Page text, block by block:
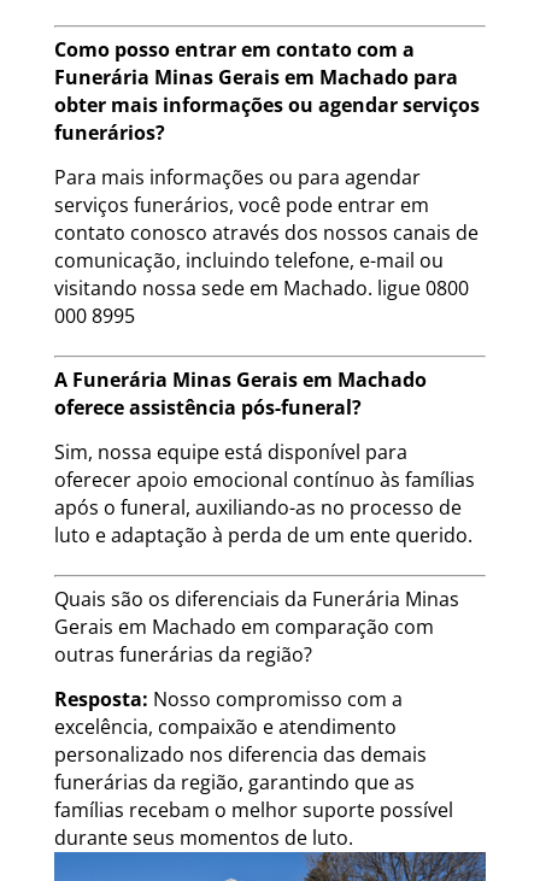
Como posso entrar em contato com a
Funerária Minas Gerais em Machado para
obter mais informações ou agendar serviços
funerários?
Para mais informações ou para agendar
serviços funerários, você pode entrar em
contato conosco através dos nossos canais de
comunicação, incluindo telefone, e-mail ou
visitando nossa sede em Machado. ligue 0800
000 8995
A Funerária Minas Gerais em Machado
oferece assistência pós-funeral?
Sim, nossa equipe está disponível para
oferecer apoio emocional contínuo às famílias
após o funeral, auxiliando-as no processo de
luto e adaptação à perda de um ente querido.
Quais são os diferenciais da Funerária Minas
Gerais em Machado em comparação com
outras funerárias da região?
Resposta: Nosso compromisso com a
excelência, compaixão e atendimento
personalizado nos diferencia das demais
funerárias da região, garantindo que as
famílias recebam o melhor suporte possível
durante seus momentos de luto.